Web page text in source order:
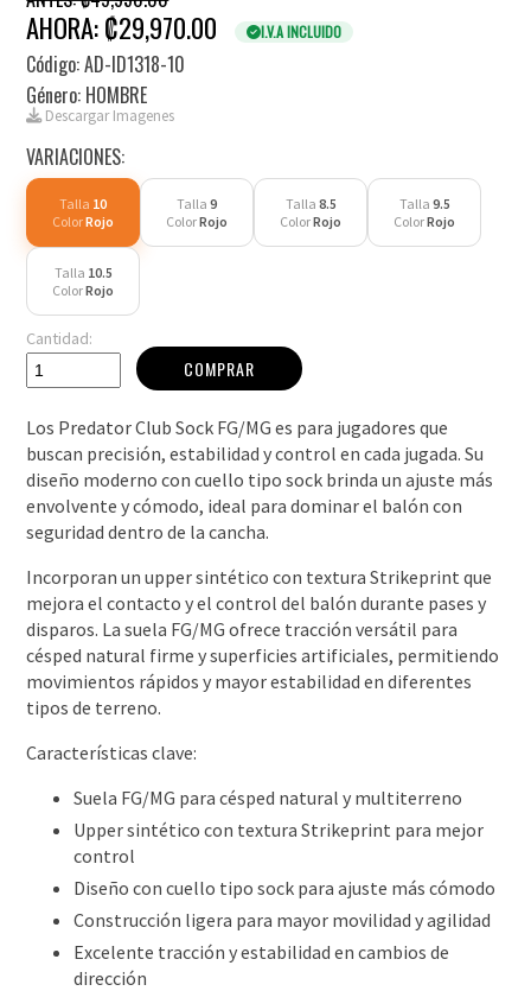
AHORA: ₡29,970.00 I.V.A INCLUIDO
Código: AD-ID1318-10
Género: HOMBRE
Descargar Imagenes
VARIACIONES:
Talla 10
ColorRojo
Talla 9
ColorRojo
Talla 8.5
ColorRojo
Talla 9.5
ColorRojo
Talla 10.5
ColorRojo
Cantidad:
COMPRAR
Los Predator Club Sock FG/MG es para jugadores que
buscan precisión, estabilidad y control en cada jugada. Su
diseño moderno con cuello tipo sock brinda un ajuste más
envolvente y cómodo, ideal para dominar el balón con
seguridad dentro de la cancha.
Incorporan un upper sintético con textura Strikeprint que
mejora el contacto y el control del balón durante pases y
disparos. La suela FG/MG ofrece tracción versátil para
césped natural firme y superficies artificiales, permitiendo
movimientos rápidos y mayor estabilidad en diferentes
tipos de terreno.
Características clave:
Suela FG/MG para césped natural y multiterreno
Upper sintético con textura Strikeprint para mejor
control
Diseño con cuello tipo sock para ajuste más cómodo
Construcción ligera para mayor movilidad y agilidad
Excelente tracción y estabilidad en cambios de
dirección